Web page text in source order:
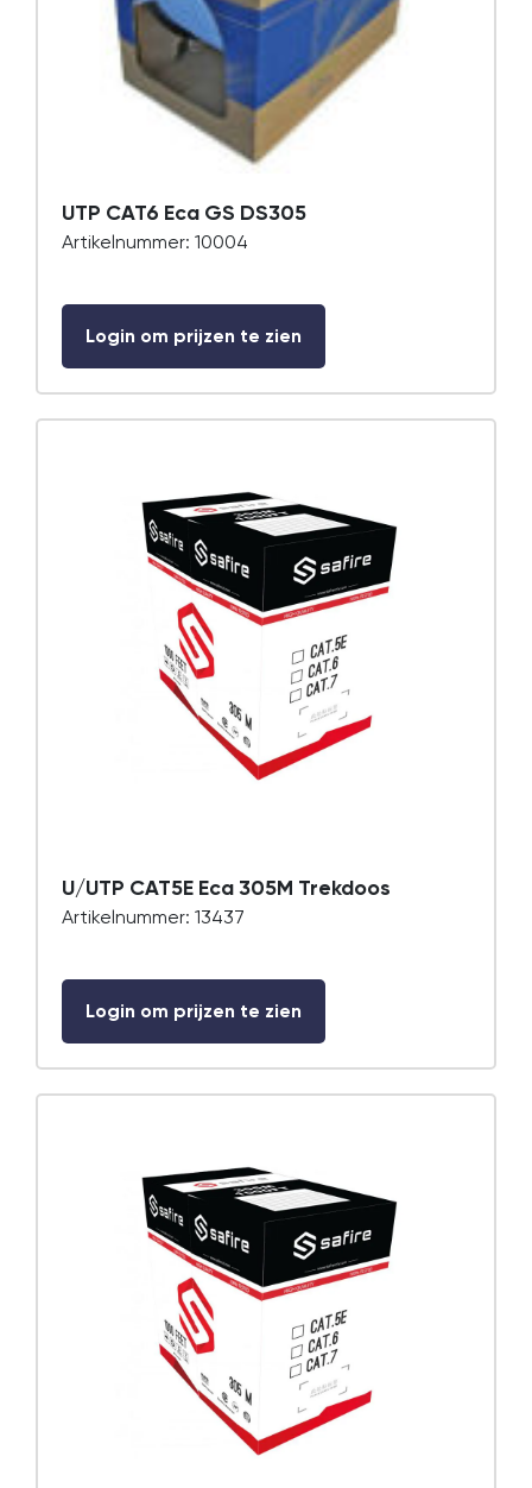
UTP CAT6 Eca GS DS305
Artikelnummer: 10004
Login om prijzen te zien
U/UTP CAT5E Eca 305M Trekdoos
Artikelnummer: 13437
Login om prijzen te zien